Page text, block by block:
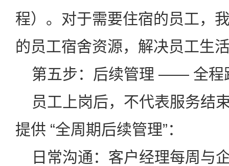
程）。对于需要住宿的员工，
的员工宿舍资源，解决员工生
第五步：后续管理 —— 全程
员工上岗后，不代表服务结
提供 “全周期后续管理”：
日常沟通：客户经理每周与